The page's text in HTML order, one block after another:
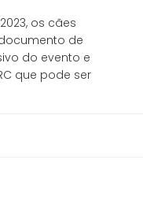
os cães
de
do evento e
que pode ser